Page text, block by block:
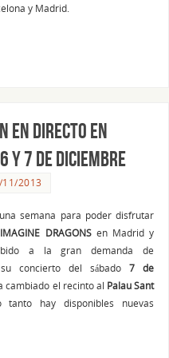
y Madrid.
en directo en
y 7 de diciembre
2013
semana para poder disfrutar
IMAGINE DRAGONSen Madrid y
a la gran demanda de
su concierto del sábado7 de
cambiado el recinto al Palau Sant
hay disponibles nuevas